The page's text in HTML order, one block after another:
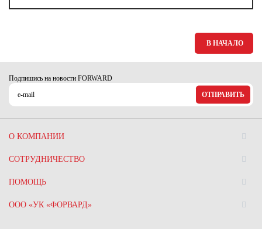
В НАЧАЛО
Подпишись на новости FORWARD
ОТПРАВИТЬ
О КОМПАНИИ
СОТРУДНИЧЕСТВО
ПОМОЩЬ
ООО «УК «ФОРВАРД»